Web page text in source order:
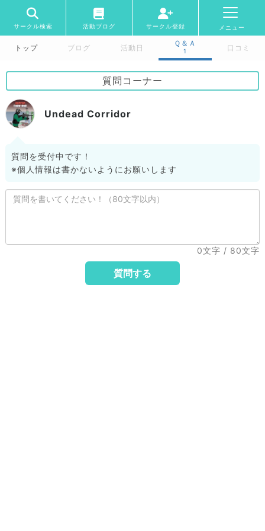
サークル検索 活動ブログ サークル登録 メニュー
トップ ブログ 活動日
Ｑ＆Ａ
1 口コミ
質問コーナー
Undead Corridor
質問を受付中です！
※個人情報は書かないようにお願いします
0文字 / 80文字